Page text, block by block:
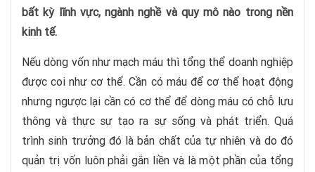
bất kỳ lĩnh vực, ngành nghề và quy mô nào trong nền
kinh tế.
Nếu dòng vốn như mạch máu thì tổng thể doanh nghiệp
được coi như cơ thể. Cần có máu để cơ thể hoạt động
nhưng ngược lại cần có cơ thể để dòng máu có chỗ lưu
thông và thực sự tạo ra sự sống và phát triển. Quá
trình sinh trưởng đó là bản chất của tự nhiên và do đó
quản trị vốn luôn phải gắn liền và là một phần của tổng